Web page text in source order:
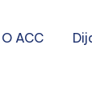
O ACC